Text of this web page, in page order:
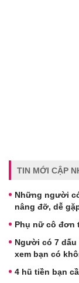
TIN MỚI CẬP
Những người
nâng đỡ, dễ
Phụ nữ cô đơn
Người có 7
xem bạn có
4 hũ tiền bạn